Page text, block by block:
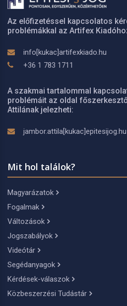
Az előfizetéssel kapcsolatos
problémákkal az Artifex
info[kukac]artifexkiado.hu
+36 1 783 1711
A szakmai tartalommal
problémáit az oldal
Attilának jelezheti:
jambor.attila[kukac]epitesijog.hu
Mit hol találok?
Magyarázatok
Fogalmak
Változások
Jogszabályok
Videótár
Segédanyagok
Kérdések-válaszok
Közbeszerzési Tudástár